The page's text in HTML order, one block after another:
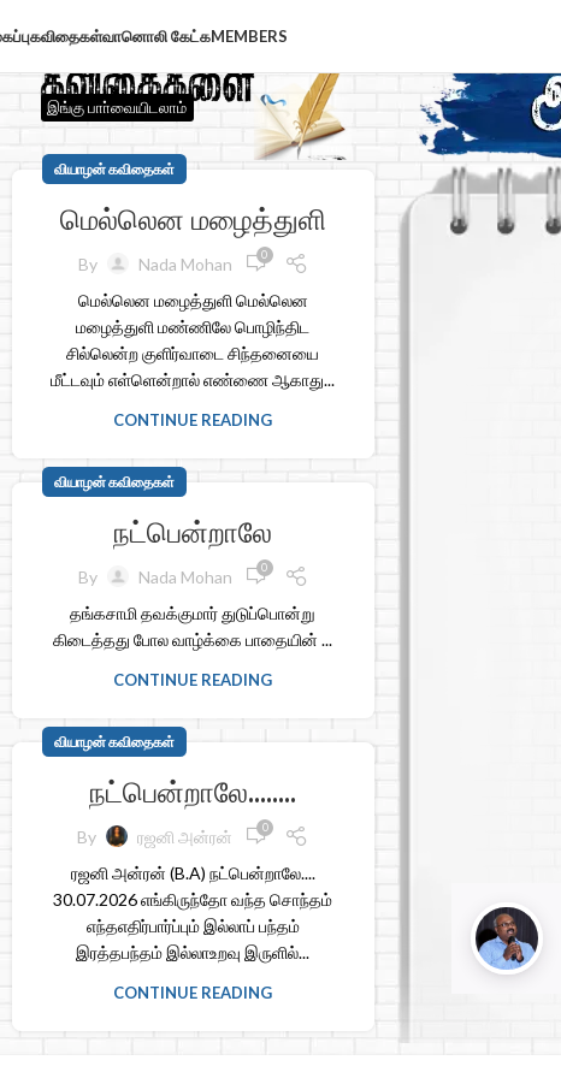
கவிதைகள்வானொலி கேட்கMEMBERS
இங்கு பாா்வையிடலாம்
வியாழன் கவிதைகள்
மெல்லென மழைத்துளி
By Nada Mohan 0
மெல்லென மழைத்துளி மெல்லென
மழைத்துளி மண்ணிலே பொழிந்திட
சில்லென்ற குளிர்வாடை சிந்தனையை
மீட்டவும் எள்ளென்றால் எண்ணை ஆகாது...
CONTINUE READING
வியாழன் கவிதைகள்
நட்பென்றாலே
By Nada Mohan 0
தங்கசாமி தவக்குமார் துடுப்பொன்று
கிடைத்தது போல வாழ்க்கை பாதையின் ...
CONTINUE READING
வியாழன் கவிதைகள்
நட்பென்றாலே……..
By ரஜனி அன்ரன் 0
ரஜனி அன்ரன் (B.A) நட்பென்றாலே....
30.07.2026 எங்கிருந்தோ வந்த சொந்தம்
எந்தஎதிர்பார்ப்பும் இல்லாப் பந்தம்
இரத்தபந்தம் இல்லாஉறவு இருளில்...
CONTINUE READING